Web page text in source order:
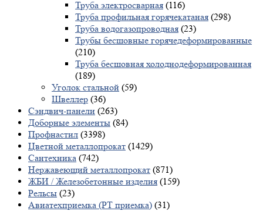
Труба электросварная (116)
Труба профильная горячекатаная (298)
Труба водогазопроводная (23)
Трубы бесшовные горячедеформированные
(210)
Труба бесшовная холоднодеформированная
(189)
Уголок стальной (59)
Швеллер (36)
Сэндвич-панели (263)
Доборные элементы (84)
Профнастил (3398)
Цветной металлопрокат (1429)
Сантехника (742)
Нержавеющий металлопрокат (871)
ЖБИ / Железобетонные изделия (159)
Рельсы (23)
Авиатехприемка (РТ приемка) (31)